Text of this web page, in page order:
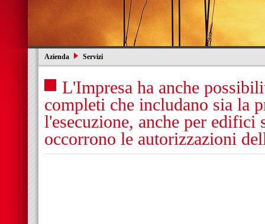
Azienda Servizi
L'Impresa ha anche
completi che includano sia la
l'esecuzione, anche per
occorrono le autorizzazioni